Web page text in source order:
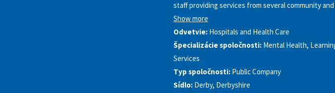
staff providing services from several community
Show more
Odvetvie: Hospitals and Health Care
Špecializácie spoločnosti: Mental Health,
Services
Typ spoločnosti: Public Company
Sídlo: Derby, Derbyshire